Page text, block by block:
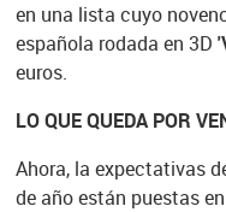
en una lista cuyo
española rodada en 3D
euros.
LO QUE QUEDA POR
Ahora, la expectativas
de año están puestas